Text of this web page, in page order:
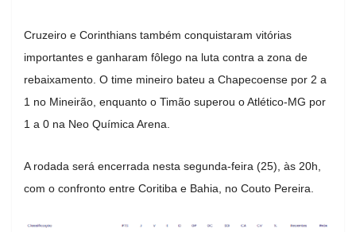
Cruzeiro e Corinthians também conquistaram vitórias
importantes e ganharam fôlego na luta contra a zona de
rebaixamento. O time mineiro bateu a Chapecoense por 2 a
1 no Mineirão, enquanto o Timão superou o Atlético-MG por
1 a 0 na Neo Química Arena.
A rodada será encerrada nesta segunda-feira (25), às 20h,
com o confronto entre Coritiba e Bahia, no Couto Pereira.